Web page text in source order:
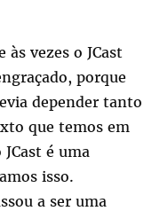
às vezes o JCast
porque
depender tanto
que temos em
é uma
isso.
a ser uma